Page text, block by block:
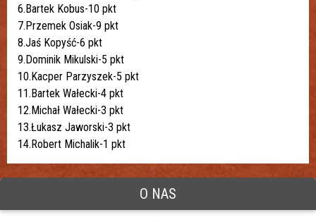
6.Bartek Kobus-10 pkt
7.Przemek Osiak-9 pkt
8.Jaś Kopyść-6 pkt
9.Dominik Mikulski-5 pkt
10.Kacper Parzyszek-5 pkt
11.Bartek Wałecki-4 pkt
12.Michał Wałecki-3 pkt
13.Łukasz Jaworski-3 pkt
14.Robert Michalik-1 pkt
O NAS